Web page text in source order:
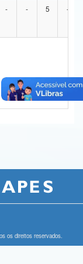
- - 5 -
os direitos reservados.